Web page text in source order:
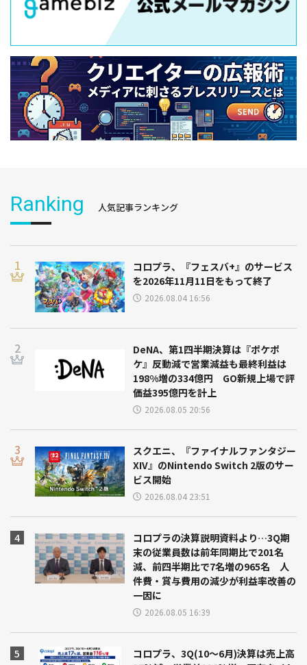
Ranking 人気記事ランキング
コロプラ、『フェスバ+』のサービス
を2026年11月11日をもって終了
2026.08.04 16:56
DeNA、第1四半期決算は『ポケポ
ケ』反動減で営業減益も最終利益は
198%増の334億円 GO新規上場で評
価益395億円を計上
2026.08.05 20:56
スクエニ、『ファイナルファンタジー
XIV』のNintendo Switch 2版のサー
ビス開始
2026.08.04 23:51
コロプラの決算説明資料より…3Q期
末の従業員数は前年同期比で201名
減、前四半期比で7名増の965名 人
件費・賞与費用の減少が利益率改善の
一因に
2026.08.05 16:39
コロプラ、3Q(10～6月)決算は売上高